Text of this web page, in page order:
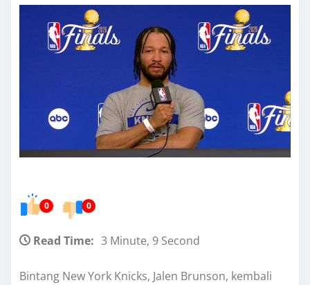
0 0
Read Time: 3 Minute, 9 Second
Bintang New York Knicks, Jalen Brunson, kembali